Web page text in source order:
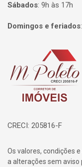
Sábados: 9h às 17h
Domingos e feriados:
Página inicial
CRECI: 205816-F
Os valores, condições
a alterações sem aviso